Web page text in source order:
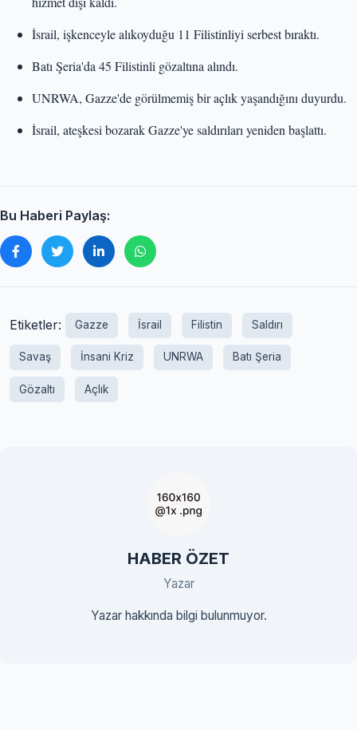
İsrail, işkenceyle alıkoyduğu 11 Filistinliyi serbest bıraktı.
Batı Şeria'da 45 Filistinli gözaltına alındı.
UNRWA, Gazze'de görülmemiş bir açlık yaşandığını duyurdu.
İsrail, ateşkesi bozarak Gazze'ye saldırıları yeniden başlattı.
Bu Haberi Paylaş:
Etiketler: Gazze İsrail Filistin Saldırı
Savaş İnsani Kriz UNRWA Batı Şeria
Gözaltı Açlık
HABER ÖZET
Yazar
Yazar hakkında bilgi bulunmuyor.